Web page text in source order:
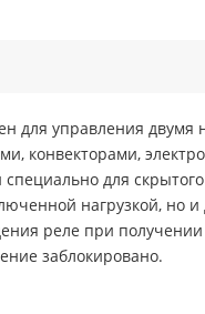
для управления
конвекторами,
для
нагрузкой, но
реле при
заблокировано.